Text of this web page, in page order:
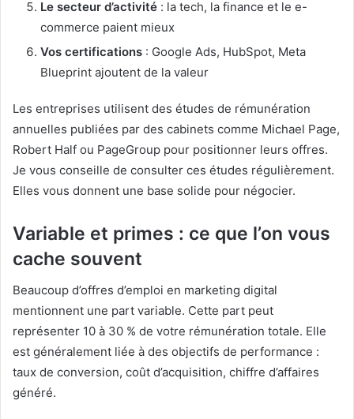
Le secteur d’activité : la tech, la finance et le e-
commerce paient mieux
Vos certifications : Google Ads, HubSpot, Meta
Blueprint ajoutent de la valeur
Les entreprises utilisent des études de rémunération
annuelles publiées par des cabinets comme Michael Page,
Robert Half ou PageGroup pour positionner leurs offres.
Je vous conseille de consulter ces études régulièrement.
Elles vous donnent une base solide pour négocier.
Variable et primes : ce que l’on vous
cache souvent
Beaucoup d’offres d’emploi en marketing digital
mentionnent une part variable. Cette part peut
représenter 10 à 30 % de votre rémunération totale. Elle
est généralement liée à des objectifs de performance :
taux de conversion, coût d’acquisition, chiffre d’affaires
généré.